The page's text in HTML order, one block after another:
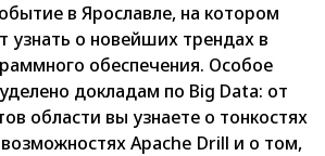
в Ярославле, на котором
узнать о новейших трендах в
обеспечения. Особое
докладам по Big Data: от
области вы узнаете о тонкостях
Apache Drill и о том,